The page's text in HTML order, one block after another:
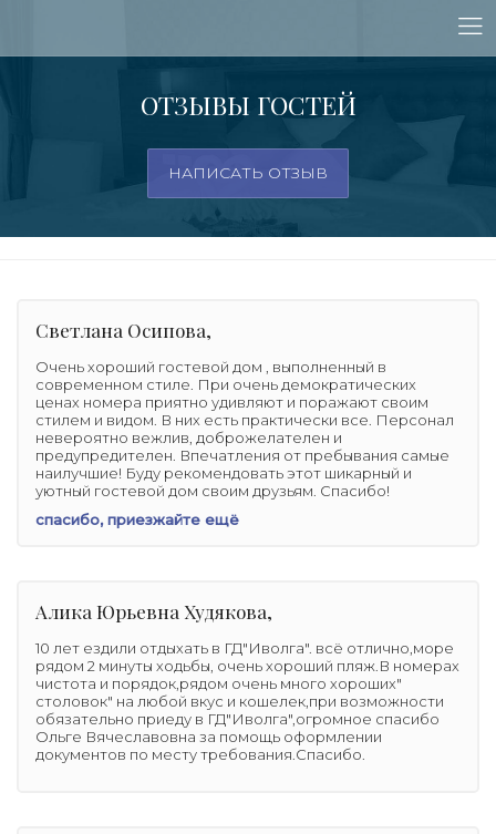
ОТЗЫВЫ ГОСТЕЙ
НАПИСАТЬ ОТЗЫВ
Светлана Осипова,
Очень хороший гостевой дом , выполненный в
современном стиле. При очень демократических
ценах номера приятно удивляют и поражают своим
стилем и видом. В них есть практически все. Персонал
невероятно вежлив, доброжелателен и
предупредителен. Впечатления от пребывания самые
наилучшие! Буду рекомендовать этот шикарный и
уютный гостевой дом своим друзьям. Спасибо!
спасибо, приезжайте ещё
Алика Юрьевна Худякова,
10 лет ездили отдыхать в ГД"Иволга". всё отлично,море
рядом 2 минуты ходьбы, очень хороший пляж.В номерах
чистота и порядок,рядом очень много хороших"
столовок" на любой вкус и кошелек,при возможности
обязательно приеду в ГД"Иволга",огромное спасибо
Ольге Вячеславовна за помощь оформлении
документов по месту требования.Спасибо.